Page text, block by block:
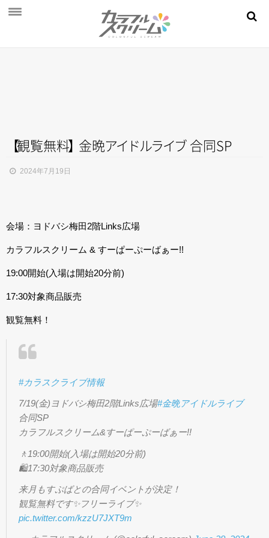
MOVIE
AUDITION
【観覧無料】 金晩アイ ド ルライブ合同SP
2024年7月19日
会場：ヨドバシ梅田2階Links広場
カラフルスクリーム & すーぱーぷーばぁー!!
19:00開始(入場は開始20分前)
17:30対象商品販売
観覧無料！
#カラスクライブ情報
7/19(金)ヨドバシ梅田2階Links広場#金晩アイドルライブ
合同SP
カラフルスクリーム&すーぱーぷーばぁー!!
🚶19:00開始(入場は開始20分前)
🛍️17:30対象商品販売
来月もすぷばとの合同イベントが決定！
観覧無料です✨フリーライブ✨
pic.twitter.com/kzzU7JXT9m